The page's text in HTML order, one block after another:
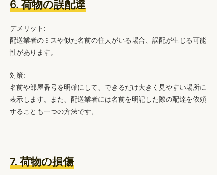
6. 荷物の誤配達
デメリット:
配送業者のミスや似た名前の住人がいる場合、誤配が生じる可能
性があります。
対策:
名前や部屋番号を明確にして、できるだけ大きく見やすい場所に
表示します。また、配送業者には名前を明記した際の配達を依頼
することも一つの方法です。
7. 荷物の損傷